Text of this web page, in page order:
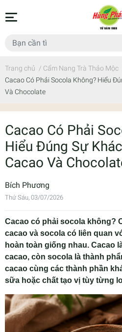
Trang chủ / Cẩm Nang Trà Thảo Mộc
Cacao Có Phải Socola Không? Hiểu
Và Chocolate
Cacao Có Phải
Hiểu Đúng Sự
Cacao Và
Bích Phương
Thứ Sáu, 03/07/2026
Cacao có phải socola không?
cacao và socola có liên quan
hoàn toàn giống nhau. Cacao
cacao, còn socola là thành
cacao cùng các thành phần
sữa hoặc chất tạo vị tùy từng